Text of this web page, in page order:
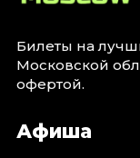
Октябрь 2026
Спорт
Август 2026
Октябрь 2026
Билеты на
Московской
офертой.
Афиша